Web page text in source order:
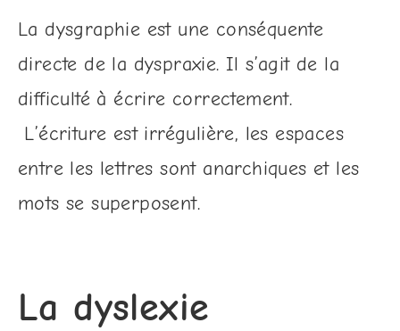
La dysgraphie est une conséquente
directe de la dyspraxie. Il s’agit de la
difficulté à écrire correctement.
L’écriture est irrégulière, les espaces
entre les lettres sont anarchiques et les
mots se superposent.
La dyslexie